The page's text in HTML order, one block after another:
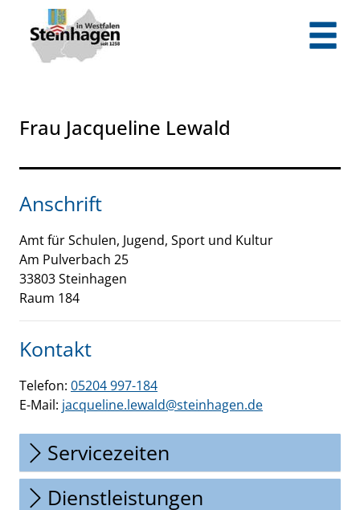
Zum Hauptinhalt springen
Zum Header
Zum Hauptinhalt
Zum Footer
Frau Jacqueline Lewald
Anschrift
Amt für Schulen, Jugend, Sport und Kultur
Am Pulverbach 25
33803Steinhagen
Raum 184
Kontakt
Telefon: 05204 997-184
E-Mail: jacqueline.lewald@steinhagen.de
Servicezeiten
Dienstleistungen